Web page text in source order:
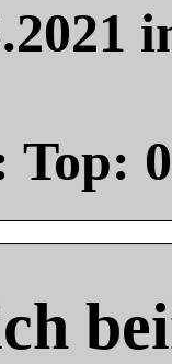
Top: 0